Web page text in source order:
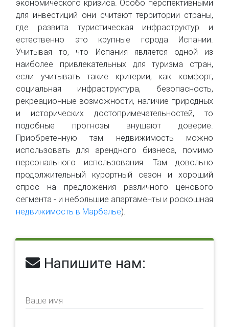
экономического кризиса. Особо перспективными
для инвестиций они считают территории страны,
где развита туристическая инфраструктур и
естественно это крупные города Испании.
Учитывая то, что Испания является одной из
наиболее привлекательных для туризма стран,
если учитывать такие критерии, как комфорт,
социальная инфраструктура, безопасность,
рекреационные возможности, наличие природных
и исторических достопримечательностей, то
подобные прогнозы внушают доверие.
Приобретенную там недвижимость можно
использовать для арендного бизнеса, помимо
персонального использования. Там довольно
продолжительный курортный сезон и хороший
спрос на предложения различного ценового
сегмента - и небольшие апартаменты и роскошная
недвижимость в Марбелье).
Напишите нам:
Ваше имя